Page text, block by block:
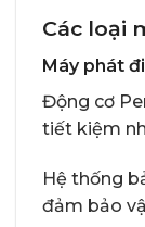
Các loại
Máy phát
Động cơ
tiết kiệm
Hệ thống
đảm bảo